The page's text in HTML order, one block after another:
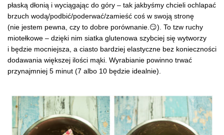
płaską dłonią i wyciągając do góry – tak jakbyśmy chcieli ochlapać
brzuch wodą/podbić/poderwać/zamieść coś w swoją stronę
(nie jestem pewna, czy to dobre porównanie.😏). To tzw ruchy
miotełkowe – dzięki nim siatka glutenowa szybciej się wytworzy
i będzie mocniejsza, a ciasto bardziej elastyczne bez konieczności
dodawania większej ilości mąki. Wyrabianie powinno trwać
przynajmniej 5 minut (7 albo 10 będzie idealnie).